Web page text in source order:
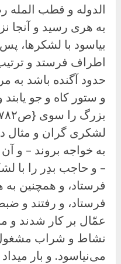
الدوله و قطب المله
به هری رسید و آنجا
بیاسود با لشکرها،
اطراف فرستد و
حدود آگنده باشد به
و ستور کاه و جو
لشکری گران و مثال
به خواجه بروند – و
– و حاجب بدِر را با
فرستاد، و همچنین
فرستاد، و رفتند و
عمّال بر کار شدند و
نشاط و شراب
می‌نیاسود. و بار